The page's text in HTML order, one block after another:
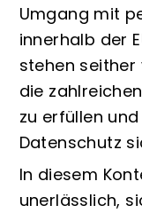
Umgang mit
innerhalb der
stehen
die
zu erfüllen
Datenschutz
In diesem
unerlässlich,